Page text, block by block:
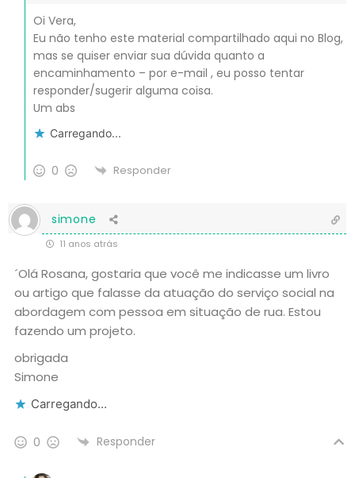
Oi Vera,
Eu não tenho este material compartilhado aqui no Blog,
mas se quiser enviar sua dúvida quanto a
encaminhamento – por e-mail , eu posso tentar
responder/sugerir alguma coisa.
Um abs
Carregando...
0 Responder
simone
11 anos atrás
´Olá Rosana, gostaria que você me indicasse um livro
ou artigo que falasse da atuação do serviço social na
abordagem com pessoa em situação de rua. Estou
fazendo um projeto.
obrigada
Simone
Carregando...
0 Responder